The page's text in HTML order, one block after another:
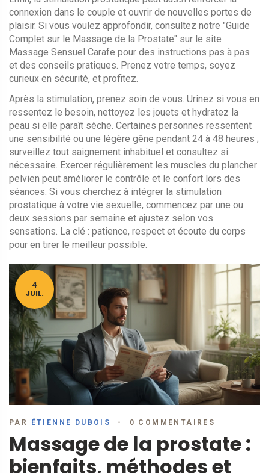
connexion dans le couple et ouvrir de nouvelles portes de
plaisir. Si vous voulez approfondir, consultez notre "Guide
Complet sur le Massage de la Prostate" sur le site
Massage Sensuel Carafe pour des instructions pas à pas
et des conseils pratiques. Prenez votre temps, soyez
curieux en sécurité, et profitez.
Après la stimulation, prenez soin de vous. Urinez si vous en
ressentez le besoin, nettoyez les jouets et hydratez la
peau si elle paraît sèche. Certaines personnes ressentent
une sensibilité ou une légère gêne pendant 24 à 48 heures ;
surveillez tout saignement inhabituel et consultez si
nécessaire. Exercer régulièrement les muscles du plancher
pelvien peut améliorer le contrôle et le confort lors des
séances. Si vous cherchez à intégrer la stimulation
prostatique à votre vie sexuelle, commencez par une ou
deux sessions par semaine et ajustez selon vos
sensations. La clé : patience, respect et écoute du corps
pour en tirer le meilleur possible.
4
JUIL.
PAR ÉTIENNE DUBOIS 0 COMMENTAIRES
Massage de la prostate :
bienfaits, méthodes et